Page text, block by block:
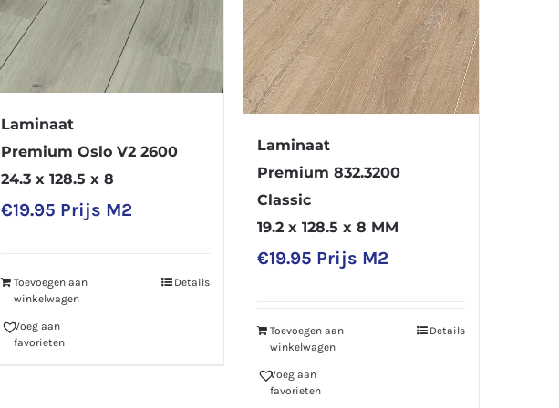
Laminaat
Premium Oslo V2 2600
24.3 x 128.5 x 8
€19.95 Prijs M2
Toevoegen aan
winkelwagen
Details
Voeg aan
favorieten
Laminaat
Premium 832.3200
Classic
19.2 x 128.5 x 8 MM
€19.95 Prijs M2
Toevoegen aan
winkelwagen
Details
Voeg aan
favorieten